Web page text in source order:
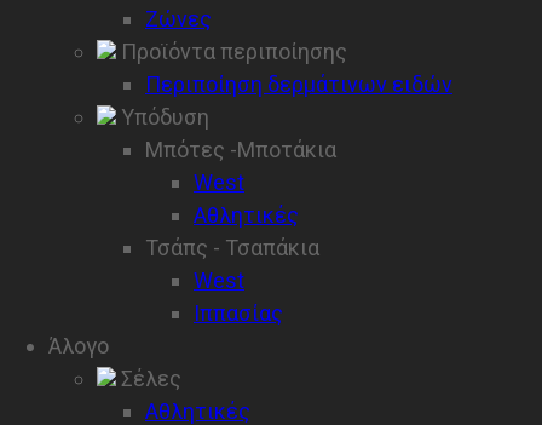
Ζώνες
Προϊόντα περιποίησης
Περιποίηση δερμάτινων ειδών
Υπόδυση
Μπότες -Μποτάκια
West
Αθλητικές
Τσάπς - Τσαπάκια
West
Ιππασίας
Άλογο
Σέλες
Αθλητικές